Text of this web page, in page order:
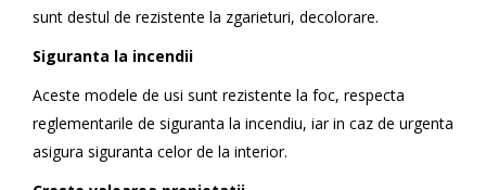
sunt destul de rezistente la zgarieturi, decolorare.
Siguranta la incendii
Aceste modele de usi sunt rezistente la foc, respecta
reglementarile de siguranta la incendiu, iar in caz de urgenta
asigura siguranta celor de la interior.